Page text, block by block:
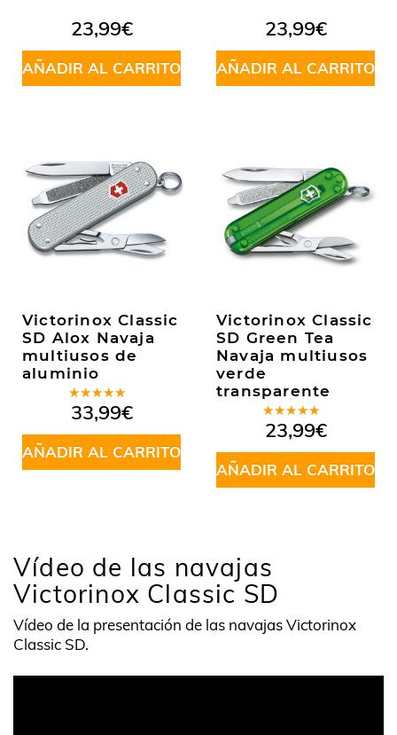
23,99€
AÑADIR AL CARRITO
23,99€
AÑADIR AL CARRITO
Victorinox Classic
SD Alox Navaja
multiusos de
aluminio
Valorado
en5.00de
5
33,99€
AÑADIR AL CARRITO
Victorinox Classic
SD Green Tea
Navaja multiusos
verde
transparente
Valorado
en5.00de
5
23,99€
AÑADIR AL CARRITO
Vídeo de las navajas
Victorinox Classic SD
Vídeo de la presentación de las navajas Victorinox
Classic SD.